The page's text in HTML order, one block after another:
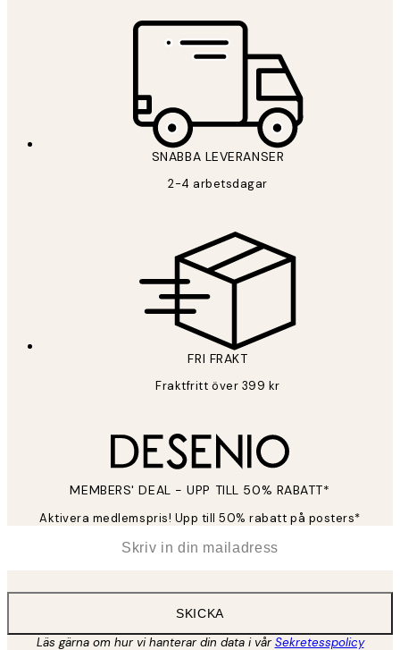
SNABBA LEVERANSER
2-4 arbetsdagar
FRI FRAKT
Fraktfritt över 399 kr
MEMBERS' DEAL - UPP TILL 50% RABATT*
Aktivera medlemspris! Upp till 50% rabatt på posters*
SKICKA
Läs gärna om hur vi hanterar din data i vårSekretesspolicy